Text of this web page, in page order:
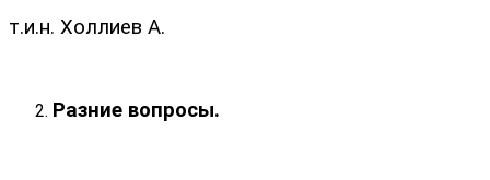
т.и.н. Холлиев А.
Разние вопросы.